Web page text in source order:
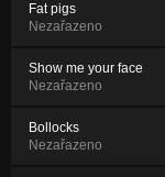
Fat pigs
Nezařazeno
Show me your face
Nezařazeno
Bollocks
Nezařazeno